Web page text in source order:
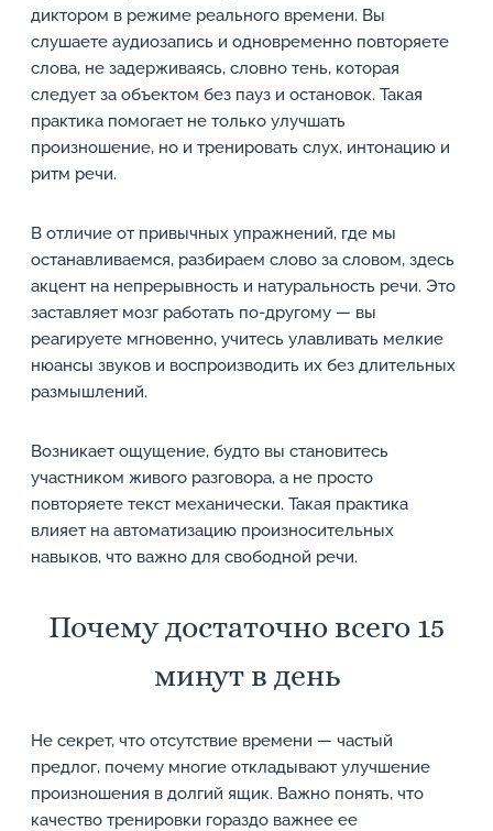
диктором в режиме реального времени. Вы
слушаете аудиозапись и одновременно повторяете
слова, не задерживаясь, словно тень, которая
следует за объектом без пауз и остановок. Такая
практика помогает не только улучшать
произношение, но и тренировать слух, интонацию и
ритм речи.
В отличие от привычных упражнений, где мы
останавливаемся, разбираем слово за словом, здесь
акцент на непрерывность и натуральность речи. Это
заставляет мозг работать по-другому — вы
реагируете мгновенно, учитесь улавливать мелкие
нюансы звуков и воспроизводить их без длительных
размышлений.
Возникает ощущение, будто вы становитесь
участником живого разговора, а не просто
повторяете текст механически. Такая практика
влияет на автоматизацию произносительных
навыков, что важно для свободной речи.
Почему достаточно всего 15
минут в день
Не секрет, что отсутствие времени — частый
предлог, почему многие откладывают улучшение
произношения в долгий ящик. Важно понять, что
качество тренировки гораздо важнее ее